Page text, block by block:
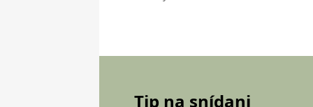
Tip na snídani